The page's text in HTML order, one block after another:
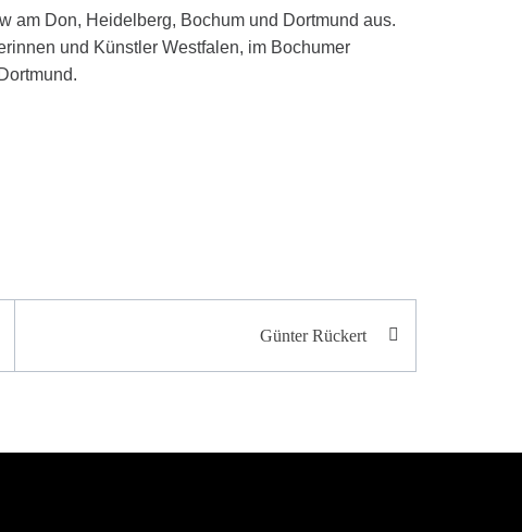
am Don, Heidelberg, Bochum und Dortmund aus.
und Künstler Westfalen, im Bochumer
Günter Rückert